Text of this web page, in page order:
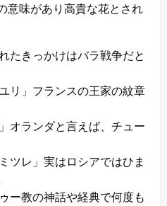
意味があり高貴な花とされ
たきっかけはバラ戦争だと
リ」フランスの王家の紋章
オランダと言えば、チュー
ツレ」実はロシアではひま
ー教の神話や経典で何度も